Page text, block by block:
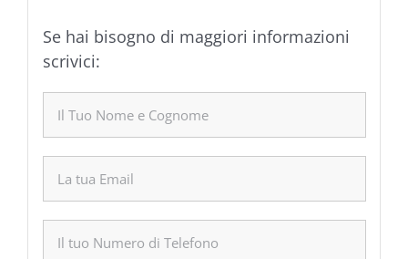
Se hai bisogno di maggiori informazioni
scrivici: